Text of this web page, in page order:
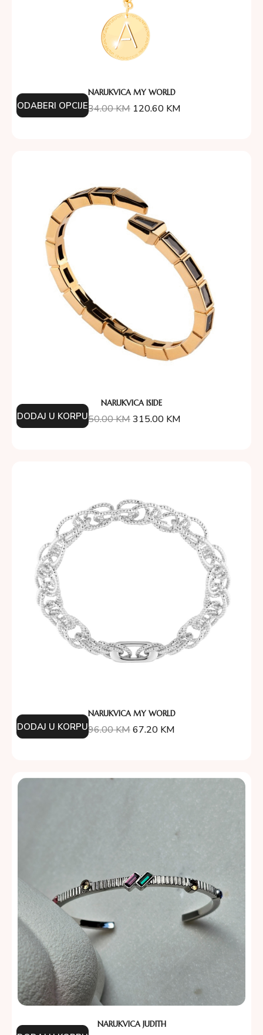
NARUKVICA MY WORLD
134.00KM 120.60 KM
ODABERI OPCIJE
NARUKVICA ISIDE
450.00KM315.00 KM
DODAJ U KORPU
NARUKVICA MY WORLD
96.00KM67.20 KM
DODAJ U KORPU
NARUKVICA JUDITH